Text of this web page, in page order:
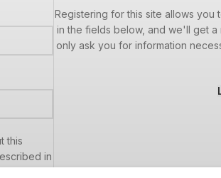
this
in
Registering for this site allows you
in the fields below, and we'll get a
only ask you for information